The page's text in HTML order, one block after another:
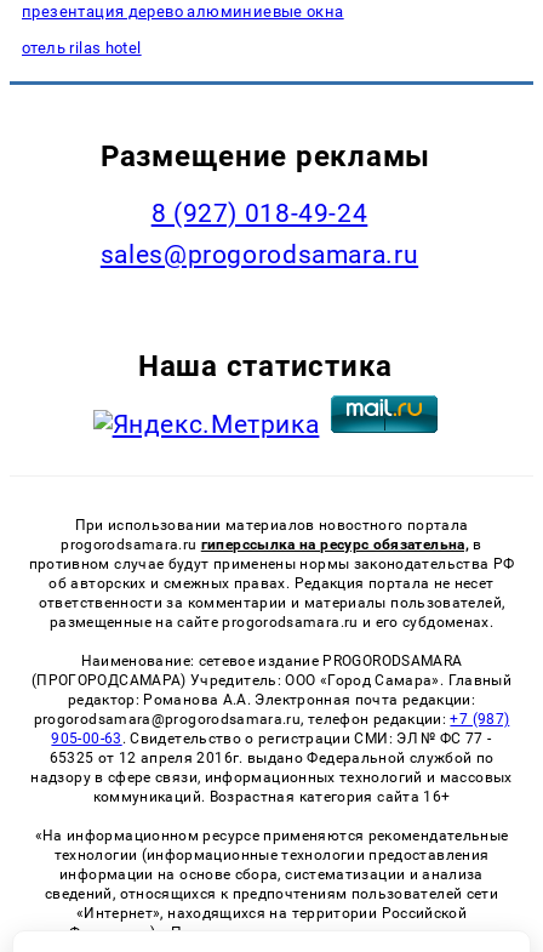
презентация дерево алюминиевые окна
отель rilas hotel
Размещение рекламы
8 (927) 018-49-24
sales@progorodsamara.ru
Наша статистика
При использовании материалов новостного портала
progorodsamara.ru гиперссылка на ресурс обязательна, в
противном случае будут применены нормы законодательства РФ
об авторских и смежных правах. Редакция портала не несет
ответственности за комментарии и материалы пользователей,
размещенные на сайте progorodsamara.ru и его субдоменах.
Наименование: сетевое издание PROGORODSAMARA
(ПРОГОРОДСАМАРА) Учредитель: ООО «Город Самара». Главный
редактор: Романова А.А. Электронная почта редакции:
progorodsamara@progorodsamara.ru, телефон редакции:+7 (987)
905-00-63 . Свидетельство о регистрации СМИ: ЭЛ № ФС 77 -
65325 от 12 апреля 2016г. выдано Федеральной службой по
надзору в сфере связи, информационных технологий и массовых
коммуникаций. Возрастная категория сайта 16+
«На информационном ресурсе применяются рекомендательные
технологии (информационные технологии предоставления
информации на основе сбора, систематизации и анализа
сведений, относящихся к предпочтениям пользователей сети
«Интернет», находящихся на территории Российской
Федерации)». Правила применения рекомендательных